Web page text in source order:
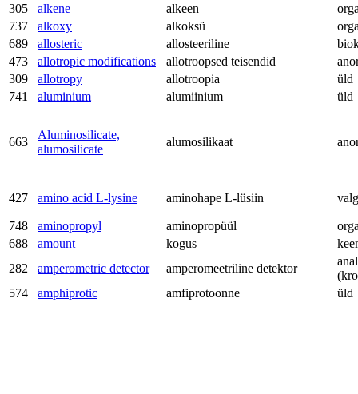
305
alkene alkeen
737
alkoxy alkoksü
689
allosteric allosteeriline
473
allotropic modifications allotroopsed teisendid
309
allotropy allotroopia
üld
741
aluminium alumiinium üld
663
Aluminosilicate,
alumosilicate
alumosilikaat
427 amino acid L-lysine aminohape L-lüsiin
748 aminopropyl aminopropüül
688
amount kogus
282
amperometric detector amperomeetriline detektor
574
amphiprotic amfiprotoonne üld